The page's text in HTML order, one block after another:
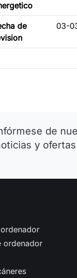
de
03-
de
y
ordenador